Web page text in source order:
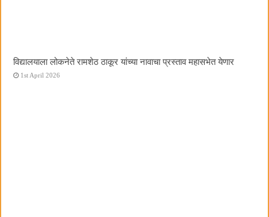
विद्यालयाला लोकनेते रामशेठ ठाकूर यांच्या नावाचा प्रस्ताव महासभेत येणार
1st April 2026